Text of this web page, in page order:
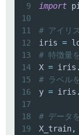
9
import
10
11
# アイリ
12
iris =
13
# 特徴量
14
X = iris .
15
# ラベル
16
y = iris .
17
18
# データ
19
X_train,